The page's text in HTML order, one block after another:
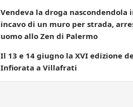
Vendeva la droga nascondendola
incavo di un muro per strada,
uomo allo Zen di Palermo
Il 13 e 14 giugno la XVI edizione
Infiorata a Villafrati